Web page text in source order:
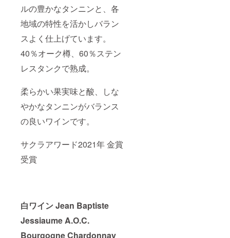
ルの豊かなタンニンと、各
地域の特性を活かしバラン
スよく仕上げています。
40％オーク樽、60％ステン
レスタンクで熟成。
柔らかい果実味と酸、しな
やかなタンニンがバランス
の良いワインです。
サクラアワード2021年 金賞
受賞
白ワイン Jean Baptiste
Jessiaume A.O.C.
Bourgogne Chardonnay